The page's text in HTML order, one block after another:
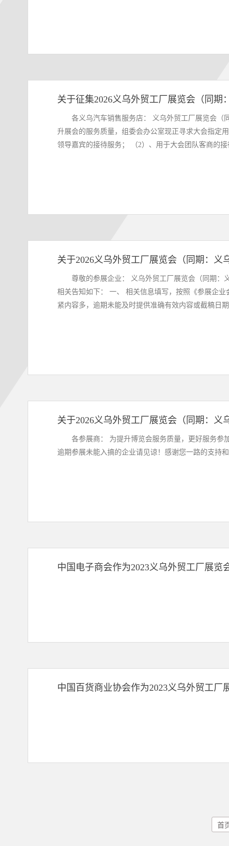
关于征集2026义乌外贸工厂展览会（同期
各义乌汽车销售服务店： 义乌外贸工厂展览会（同期：义乌物流展）在社会各界的支持下，将于12月10-12日在义乌国际博览中心隆重召开。 为更好地提
升展会的服务质量，组委会办公室现正寻求大会指定
领导嘉宾的接待服务； （2）、用于大会团队客商的
关于2026义乌外贸工厂展览会（同期：
尊敬的参展企业： 义乌外贸工厂展览会（同期：
相关告知如下： 一、 相关信息填写，按照《参展企业会刊资料收集模板》； 二、 注意事项： 1、截稿时间：11月20日下午17：00止。因会刊分批采编，时间
紧内容多，逾期未能及时提供准确有效内容或截稿日
关于2026义乌外贸工厂展览会（同期：
各参展商： 为提升博览会服务质量，更好服务参加本次博览会的领导、嘉宾、采购商和观众，提高参展企业收益，博览会<<参观指南>>于11月20日截稿，
中国电子商会作为2023义乌外贸工厂展览
中国百货商业协会作为2023义乌外贸工厂
首